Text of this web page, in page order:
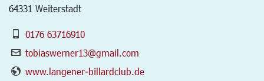
64331 Weiterstadt
0176 63716910
tobiaswerner13@gmail.com
www.langener-billardclub.de